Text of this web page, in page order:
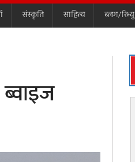
संस्कृति साहित्य ब्लग/रिभ्यु